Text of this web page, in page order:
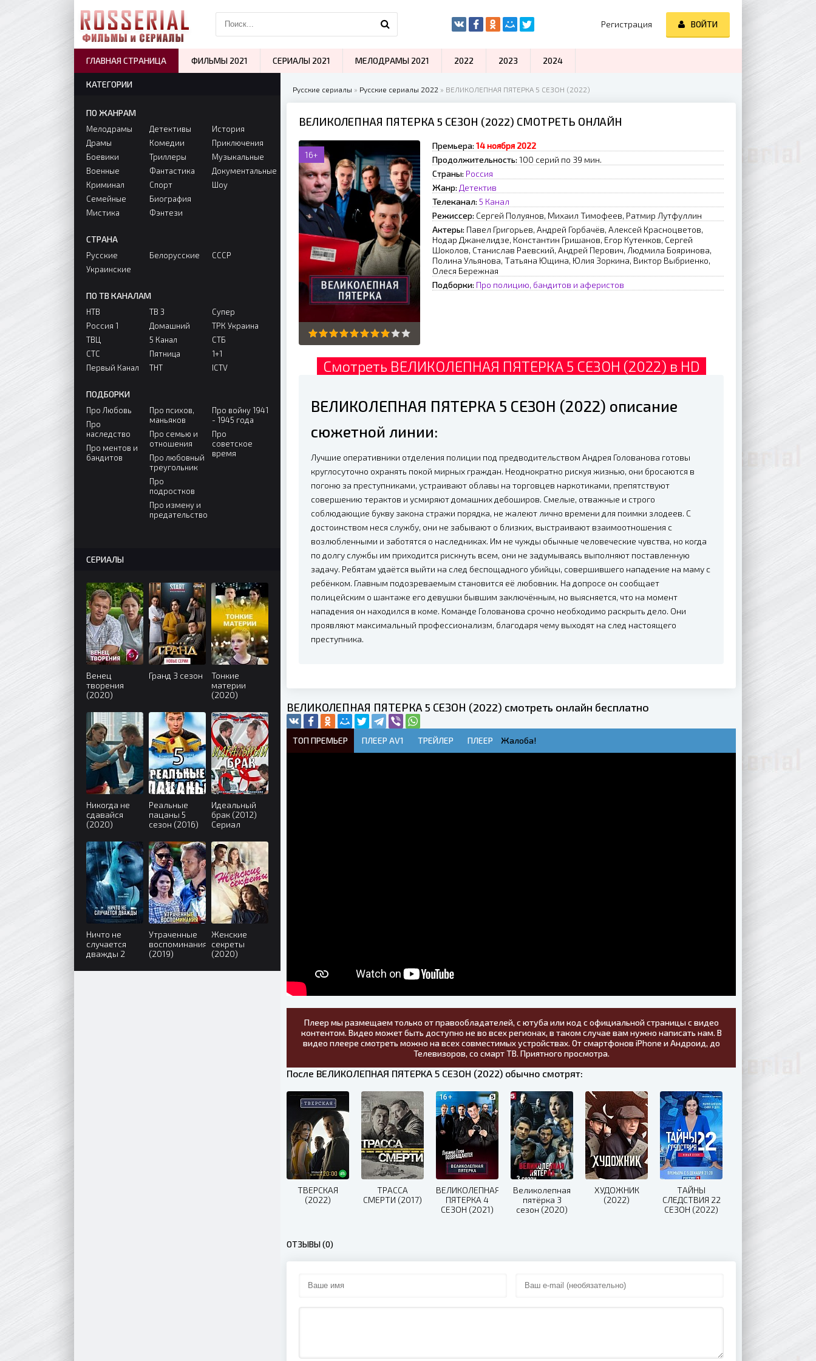
Русские сериалы » Русские сериалы 2022 » ВЕЛИКОЛЕПНАЯ ПЯТЕРКА 5 СЕЗОН (2022)
ВЕЛИКОЛЕПНАЯ ПЯТЕРКА 5 СЕЗОН (2022) СМОТРЕТЬ ОНЛАЙН
16+
Премьера: 14 ноября 2022
Продолжительность: 100 серий по 39 мин.
Страны: Россия
Жанр: Детектив
Телеканал: 5 Канал
Режиссер: Сергей Полуянов, Михаил Тимофеев, Ратмир Лутфуллин
Актеры: Павел Григорьев, Андрей Горбачёв, Алексей Красноцветов,
Нодар Джанелидзе, Константин Гришанов, Егор Кутенков, Сергей
Шоколов, Станислав Раевский, Андрей Перович, Людмила Бояринова,
Полина Ульянова, Татьяна Ющина, Юлия Зоркина, Виктор Выбриенко,
Олеся Бережная
Подборки: Про полицию, бандитов и аферистов
Смотреть ВЕЛИКОЛЕПНАЯ ПЯТЕРКА 5 СЕЗОН (2022) в HD
ВЕЛИКОЛЕПНАЯ ПЯТЕРКА 5 СЕЗОН (2022) описание
сюжетной линии:
Лучшие оперативники отделения полиции под предводительством Андрея Голованова готовы
круглосуточно охранять покой мирных граждан. Неоднократно рискуя жизнью, они бросаются в
погоню за преступниками, устраивают облавы на торговцев наркотиками, препятствуют
совершению терактов и усмиряют домашних дебоширов. Смелые, отважные и строго
соблюдающие букву закона стражи порядка, не жалеют лично времени для поимки злодеев. С
достоинством неся службу, они не забывают о близких, выстраивают взаимоотношения с
возлюбленными и заботятся о наследниках. Им не чужды обычные человеческие чувства, но когда
по долгу службы им приходится рискнуть всем, они не задумываясь выполняют поставленную
задачу. Ребятам удаётся выйти на след беспощадного убийцы, совершившего нападение на маму с
ребёнком. Главным подозреваемым становится её любовник. На допросе он сообщает
полицейским о шантаже его девушки бывшим заключённым, но выясняется, что на момент
нападения он находился в коме. Команде Голованова срочно необходимо раскрыть дело. Они
проявляют максимальный профессионализм, благодаря чему выходят на след настоящего
преступника.
ВЕЛИКОЛЕПНАЯ ПЯТЕРКА 5 СЕЗОН (2022) смотреть онлайн бесплатно
ТОП ПРЕМЬЕР ПЛЕЕР AV1 ТРЕЙЛЕР ПЛЕЕР Жалоба!
Плеер мы размещаем только от правообладателей, с ютуба или код с официальной страницы с видео
контентом. Видео может быть доступно не во всех регионах, в таком случае вам нужно написать нам. В
видео плеере смотреть можно на всех совместимых устройствах. От смартфонов iPhone и Андроид, до
Телевизоров, со смарт ТВ. Приятного просмотра.
После ВЕЛИКОЛЕПНАЯ ПЯТЕРКА 5 СЕЗОН (2022) обычно смотрят:
ТВЕРСКАЯ
(2022)
ТРАССА
СМЕРТИ (2017)
ВЕЛИКОЛЕПНАЯ
ПЯТЕРКА 4
СЕЗОН (2021)
Великолепная
пятёрка 3
сезон (2020)
ХУДОЖНИК
(2022)
ТАЙНЫ
СЛЕДСТВИЯ 22
СЕЗОН (2022)
ОТЗЫВЫ (0)
КАТЕГОРИИ
ПО ЖАНРАМ
Мелодрамы
Драмы
Боевики
Военные
Криминал
Семейные
Мистика
Детективы
Комедии
Триллеры
Фантастика
Спорт
Биография
Фэнтези
История
Приключения
Музыкальные
Документальные
Шоу
СТРАНА
Русские
Украинские
Белорусские СССР
ПО ТВ КАНАЛАМ
НТВ
Россия 1
ТВЦ
СТС
Первый Канал
ТВ 3
Домашний
5 Канал
Пятница
ТНТ
Супер
ТРК Украина
СТБ
1+1
ICTV
ПОДБОРКИ
Про Любовь
Про
наследство
Про ментов и
бандитов
Про психов,
маньяков
Про семью и
отношения
Про любовный
треугольник
Про
подростков
Про измену и
предательство
Про войну 1941
- 1945 года
Про
советское
время
СЕРИАЛЫ
Венец
творения
(2020)
Гранд 3 сезон
Тонкие
материи
(2020)
Никогда не
сдавайся
(2020)
Реальные
пацаны 5
сезон (2016)
Идеальный
брак (2012)
Сериал
Ничто не
случается
дважды 2
Утраченные
воспоминания
(2019)
Женские
секреты
(2020)
Регистрация ВОЙТИ
ГЛАВНАЯ СТРАНИЦА ФИЛЬМЫ 2021 СЕРИАЛЫ 2021 МЕЛОДРАМЫ 2021 2022 2023 2024